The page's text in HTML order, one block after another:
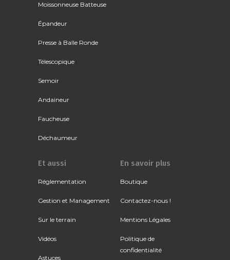
Moissonneuse Batteuse
Épandeur
Presse à Balle Ronde
Télescopique
Semoir
Andaineur
Faucheuse
Déchaumeur
Et aussi
Réglementation
Gestion et Management
Sur le terrain
Vidéos
Astuces
En savoir plus
Boutique
Contactez-nous !
Mentions Légales
Politique de
confidentialité